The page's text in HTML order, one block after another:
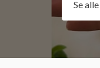
Se